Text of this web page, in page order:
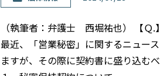
（執筆者：弁護士 西堀祐也） 【Ｑ.】
最近、「営業秘密」に関するニュー
ますが、その際に契約書に盛り込む